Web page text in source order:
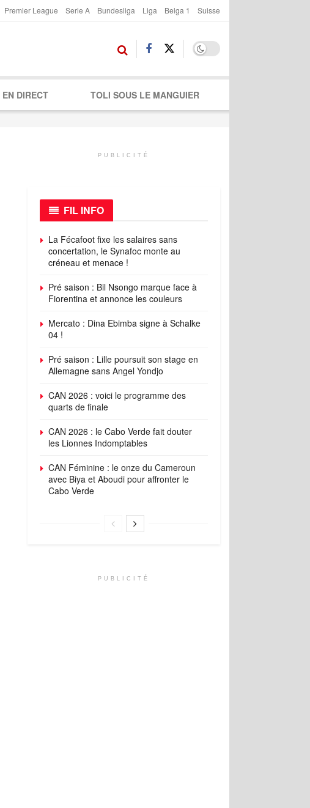
Premier League Serie A Bundesliga Liga Belga 1 Suisse
EN DIRECT TOLI SOUS LE MANGUIER
PUBLICITÉ
FIL INFO
La Fécafoot fixe les salaires sans
concertation, le Synafoc monte au
créneau et menace !
Pré saison : Bil Nsongo marque face à
Fiorentina et annonce les couleurs
Mercato : Dina Ebimba signe à Schalke
04 !
Pré saison : Lille poursuit son stage en
Allemagne sans Angel Yondjo
CAN 2026 : voici le programme des
quarts de finale
CAN 2026 : le Cabo Verde fait douter
les Lionnes Indomptables
CAN Féminine : le onze du Cameroun
avec Biya et Aboudi pour affronter le
Cabo Verde
PUBLICITÉ